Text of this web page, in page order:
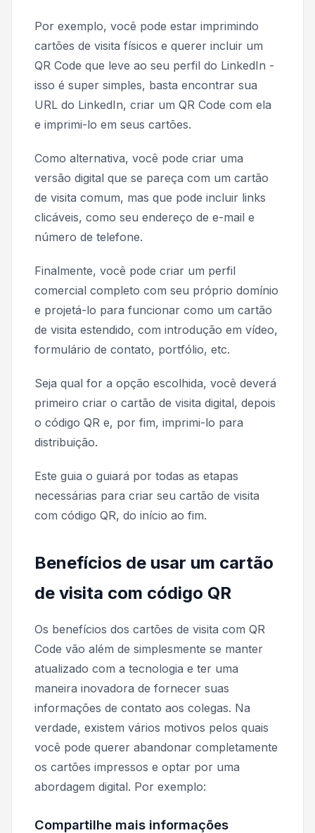
Por exemplo, você pode estar imprimindo
cartões de visita físicos e querer incluir um
QR Code que leve ao seu perfil do LinkedIn -
isso é super simples, basta encontrar sua
URL do LinkedIn, criar um QR Code com ela
e imprimi-lo em seus cartões.
Como alternativa, você pode criar uma
versão digital que se pareça com um cartão
de visita comum, mas que pode incluir links
clicáveis, como seu endereço de e-mail e
número de telefone.
Finalmente, você pode criar um perfil
comercial completo com seu próprio domínio
e projetá-lo para funcionar como um cartão
de visita estendido, com introdução em vídeo,
formulário de contato, portfólio, etc.
Seja qual for a opção escolhida, você deverá
primeiro criar o cartão de visita digital, depois
o código QR e, por fim, imprimi-lo para
distribuição.
Este guia o guiará por todas as etapas
necessárias para criar seu cartão de visita
com código QR, do início ao fim.
Benefícios de usar um cartão
de visita com código QR
Os benefícios dos cartões de visita com QR
Code vão além de simplesmente se manter
atualizado com a tecnologia e ter uma
maneira inovadora de fornecer suas
informações de contato aos colegas. Na
verdade, existem vários motivos pelos quais
você pode querer abandonar completamente
os cartões impressos e optar por uma
abordagem digital. Por exemplo:
Compartilhe mais informações